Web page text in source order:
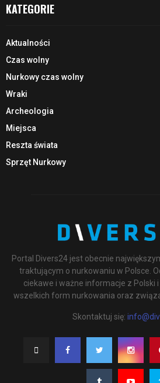
KATEGORIE
Aktualności
Czas wolny
Nurkowy czas wolny
Wraki
Archeologia
Miejsca
Reszta świata
Sprzęt Nurkowy
Portal Divers24 jest obecnie
traktującym o nurkowaniu w Polsce.
ciekawe i ważne informacje z Polski
wszelkich form nurkowania oraz
Skontaktuj się: